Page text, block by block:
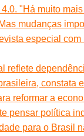
"Há muito
mudanças
especial com
reflete
constata
reformar a
pensar política
para o Brasil